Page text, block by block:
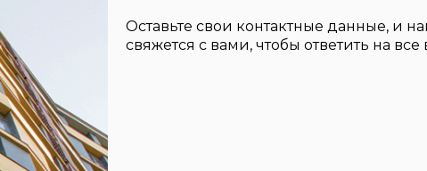
Оставьте свои контактные данные, и
свяжется с вами, чтобы ответить на